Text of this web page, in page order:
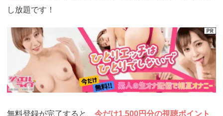
し放題です！
https://www.j-
live.tv/LiveChat/acs.php?
si=jwchatt&pid=MLA5661_0001&pa=lp33.php
無料登録が完了すると、 今だけ1,500円分の視聴ポイント